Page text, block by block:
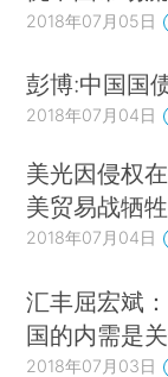
2018年07月05日
彭博:中国国
2018年07月04日
美光因侵权
美贸易战牺
2018年07月04日
汇丰屈宏斌
国的内需是
2018年07月03日